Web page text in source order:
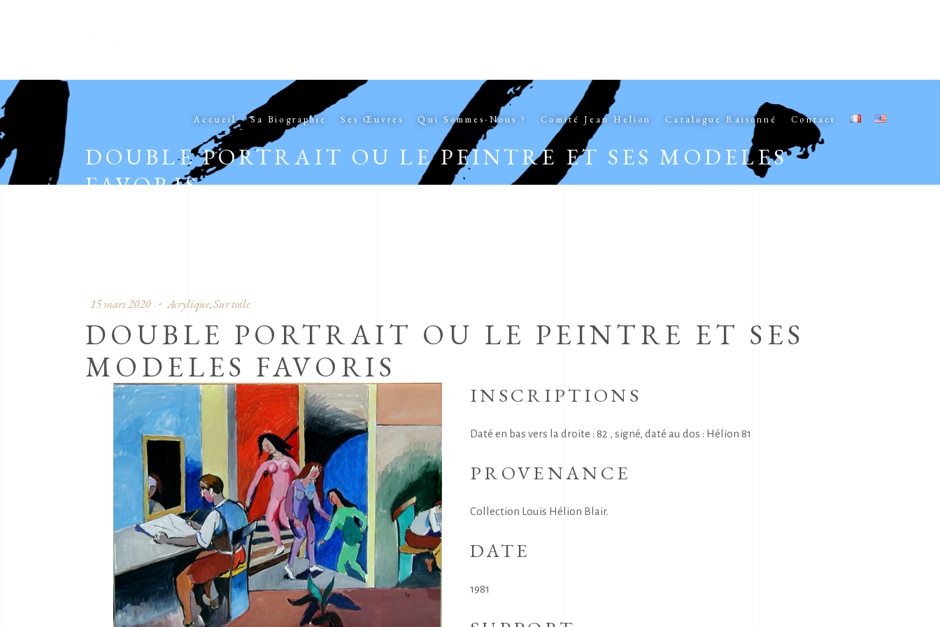
Accueil Sa Biographie Ses Œuvres Qui Sommes-Nous ? Comité Jean Helion Catalogue Raisonné Contact
DOUBLE PORTRAIT OU LE PEINTRE ET SES MODELES
FAVORIS
15 mars 2020 Acrylique, Sur toile
DOUBLE PORTRAIT OU LE PEINTRE ET SES
MODELES FAVORIS
INSCRIPTIONS
Daté en bas vers la droite : 82 , signé, daté au dos : Hélion 81
PROVENANCE
Collection Louis Hélion Blair.
DATE
1981